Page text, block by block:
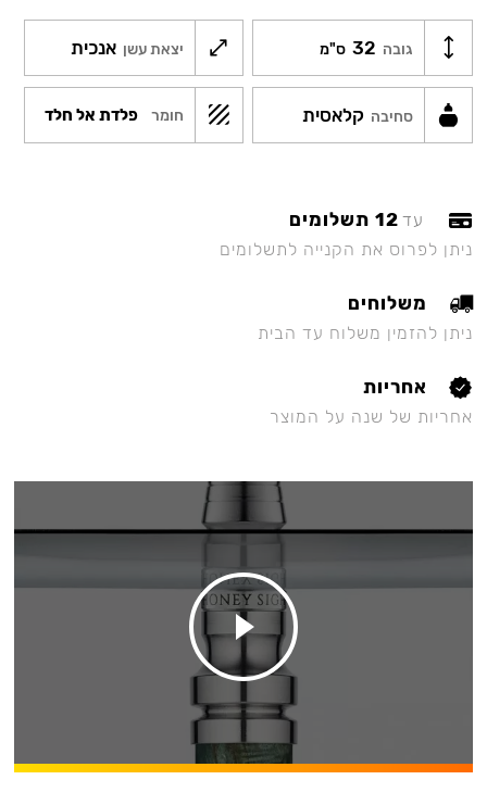
גובה 32 ס"מ יצאת עשן אנכית
סחיבה קלאסית חומר פלדת אל חלד
עד 12 תשלומים
ניתן לפרוס את הקנייה לתשלומים
משלוחים
ניתן להזמין משלוח עד הבית
אחריות
אחריות של שנה על המוצר